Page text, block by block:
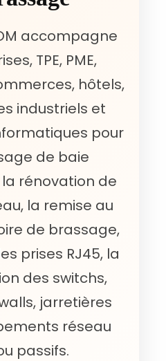
accompagne
TPE, PME,
hôtels,
industriels et
pour
de baie
rénovation de
la remise au
de brassage,
prises RJ45, la
des switchs,
jarretières
réseau
passifs.